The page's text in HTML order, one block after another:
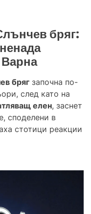
бряг:
бряг започна по-
след като на
елен, заснет
споделени в
стотици реакции